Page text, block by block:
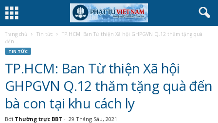
Trang chủ Tin tức
TP.HCM: Ban Từ thiện Xã hội GHPGVN Q.12 thăm tặng quà
đến...
TIN TỨC
TP.HCM: Ban Từ thiện Xã hội
GHPGVN Q.12 thăm tặng quà đến
bà con tại khu cách ly
Bởi Thường trực BBT - 29 Tháng Sáu, 2021